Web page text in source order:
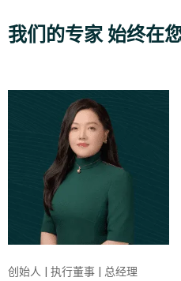
我们的专家 始终在
创始人 | 执行董事 | 总经理